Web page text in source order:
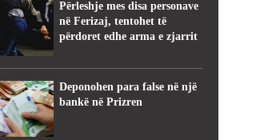
Përleshje mes disa personave
në Ferizaj, tentohet të
përdoret edhe arma e zjarrit
Deponohen para false në një
bankë në Prizren